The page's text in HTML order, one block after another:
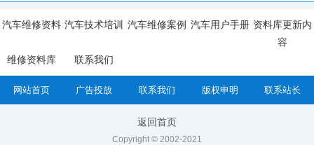
汽车维修资料 汽车技术培训 汽车维修案例 汽车用户手册 资料库更新内
容
维修资料库
联系我们
网站首页 广告投放 联系我们 版权申明 联系站长
返回首页
Copyright © 2002-2021